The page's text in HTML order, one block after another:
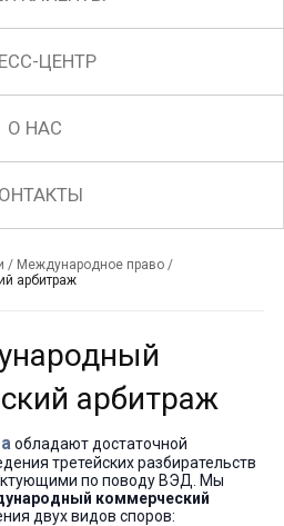
ЦЕНТР
О НАС
/ Международное право/
арбитраж
арбитраж
обладают достаточной
третейских разбирательств
по поводу ВЭД. Мы
коммерческий
двух видов споров: